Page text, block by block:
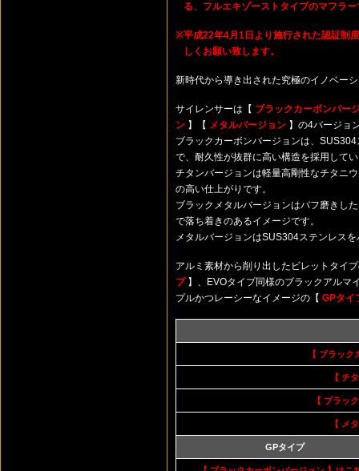
る、フルエキゾーストタイプのマフラ
※平成22年4月1日より施行された認証制
しくお願い致します。
新時代から導き出された究極のイノベー
サイレンサーは【 ブラックカーボンバー
ン 】【 メタルバージョン 】の4バージョ
ブラックカーボンバージョンは、
で、耐久性が抜群に高い構造を採用して
チタンバージョンは軽量高剛性なチタニ
の高い仕上がりです。
ブラックメタルバージョンはバフ磨きし
で落ち着きのあるイメージです。
メタルバージョンはSUS304ステンレス
アルミ素材から削り出したビレットタイ
プ】、EVOタイプ同様のブラックアルマ
プルかつレーシーなイメージの【 GPタイ
【 ブラッ
【 チ
【 ブラッ
【 メ
GPタイプ